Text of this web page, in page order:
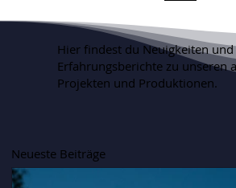
Neueste Beiträge
Hier findest du Neuigkeiten und
Erfahrungsberichte zu unseren
Projekten und Produktionen.